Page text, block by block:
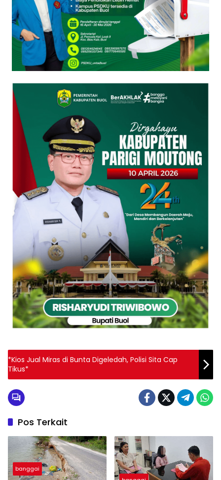
*Kios Jual Miras di Bunta Digeledah, Polisi Sita Cap
Tikus*
Pos Terkait
banggai